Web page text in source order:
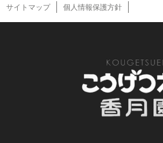
サイトマップ
個人情報保護方針